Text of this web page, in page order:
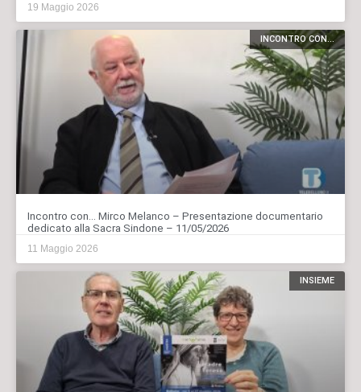
19 Maggio 2026
INCONTRO CON...
Incontro con… Mirco Melanco – Presentazione documentario
dedicato alla Sacra Sindone – 11/05/2026
11 Maggio 2026
INSIEME